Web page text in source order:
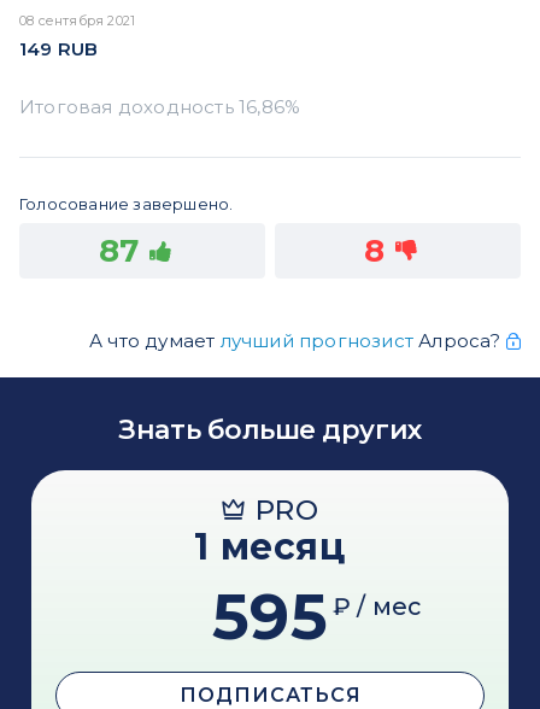
08 сентября 2021
149 RUB
Голосование завершено.
87 8
А что думает лучший прогнозистАлроса?
Знать больше других
PRO
1 месяц
595 ₽ / мес
ПОДПИСАТЬСЯ